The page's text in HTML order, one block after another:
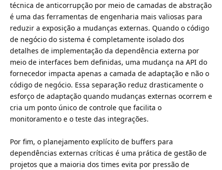
técnica de anticorrupção por meio de camadas de abstração
é uma das ferramentas de engenharia mais valiosas para
reduzir a exposição a mudanças externas. Quando o código
de negócio do sistema é completamente isolado dos
detalhes de implementação da dependência externa por
meio de interfaces bem definidas, uma mudança na API do
fornecedor impacta apenas a camada de adaptação e não o
código de negócio. Essa separação reduz drasticamente o
esforço de adaptação quando mudanças externas ocorrem e
cria um ponto único de controle que facilita o
monitoramento e o teste das integrações.
Por fim, o planejamento explícito de buffers para
dependências externas críticas é uma prática de gestão de
projetos que a maioria dos times evita por pressão de